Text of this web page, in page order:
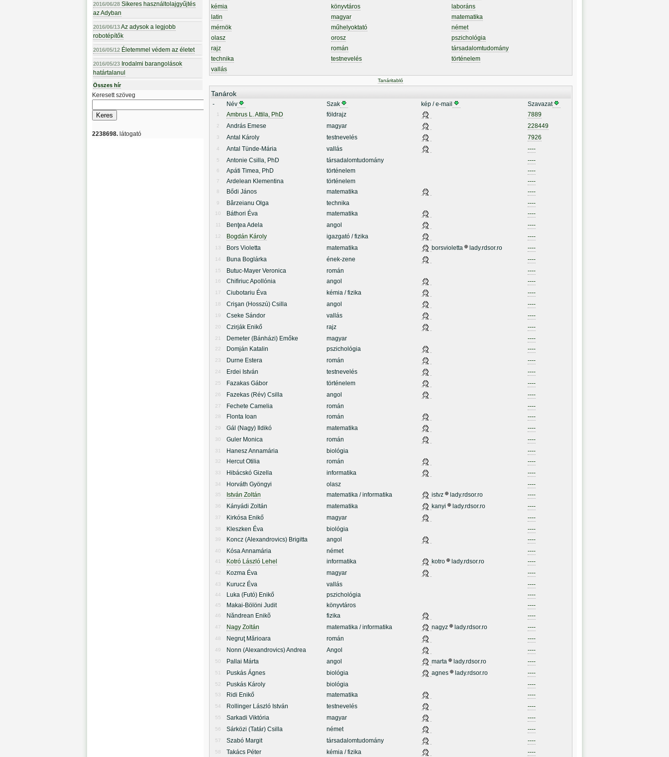
2016/06/28 Sikeres használtolajgyűjtés
az Adyban
2016/06/13Az adysok a legjobb
robotépítők
2016/05/12 Életemmel védem az életet
2016/05/23 Irodalmi barangolások
határtalanul
Összes hír
Keresett szöveg
2238698. látogató
kémia
könyvtáros
laboráns
latin
magyar
matematika
mérnök
műhelyoktató
német
olasz
orosz
pszichológia
rajz
román
társadalomtudomány
technika
testnevelés
történelem
vallás
Tanáritabló
Tanárok
- Név Szak kép / e-mail Szavazat
1 Ambrus L. Attila, PhD földrajz 7889
2 András Emese magyar 228449
3 Antal Károly testnevelés 7926
4 Antal Tünde-Mária vallás ----
5 Antonie Csilla, PhD társadalomtudomány ----
6 Apáti Timea, PhD történelem ----
7 Ardelean Klementina történelem ----
8 Bődi János matematika ----
9 Bârzeianu Olga technika ----
10 Báthori Éva matematika ----
11 Benţea Adela angol ----
12 Bogdán Károly igazgató / fizika ----
13 Bors Violetta matematika borsvioletta lady.rdsor.ro ----
14 Buna Boglárka ének-zene ----
15 Butuc-Mayer Veronica román ----
16 Chifiriuc Apollónia angol ----
17 Ciubotariu Éva kémia / fizika ----
18 Crişan (Hosszú) Csilla angol ----
19 Cseke Sándor vallás ----
20 Czirják Enikő rajz ----
21 Demeter (Bánházi) Emőke magyar ----
22 Domján Katalin pszichológia ----
23 Durne Estera román ----
24 Erdei István testnevelés ----
25 Fazakas Gábor történelem ----
26 Fazekas (Rév) Csilla angol ----
27 Fechete Camelia román ----
28 Flonta Ioan román ----
29 Gál (Nagy) Ildikó matematika ----
30 Guler Monica román ----
31 Hanesz Annamária biológia ----
32 Hercut Otilia román ----
33 Hibácskó Gizella informatika ----
34 Horváth Gyöngyi olasz ----
35 István Zoltán matematika / informatika istvz lady.rdsor.ro ----
36 Kányádi Zoltán matematika kanyi lady.rdsor.ro ----
37 Kirkósa Enikő magyar ----
38 Kleszken Éva biológia ----
39 Koncz (Alexandrovics) Brigitta angol ----
40 Kósa Annamária német ----
41 Kotró László Lehel informatika kotro lady.rdsor.ro ----
42 Kozma Éva magyar ----
43 Kurucz Éva vallás ----
44 Luka (Futó) Enikő pszichológia ----
45 Makai-Bölöni Judit könyvtáros ----
46 Năndrean Enikõ fizika ----
47 Nagy Zoltán matematika / informatika nagyz lady.rdsor.ro ----
48 Negruţ Mărioara román ----
49 Nonn (Alexandrovics) Andrea Angol ----
50 Pallai Márta angol marta lady.rdsor.ro ----
51 Puskás Ágnes biológia agnes lady.rdsor.ro ----
52 Puskás Károly biológia ----
53 Ridi Enikő matematika ----
54 Rollinger László István testnevelés ----
55 Sarkadi Viktória magyar ----
56 Sárközi (Tatár) Csilla német ----
57 Szabó Margit társadalomtudomány ----
58 Takács Péter kémia / fizika ----